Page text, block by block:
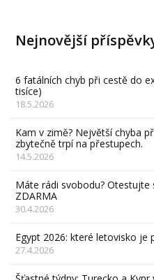
Nejnovější
6 fatálních chyb při cestě do
tisíce)
18.5.2026
Kam v zimě? Největší chyba
zbytečně trpí na přestupech.
14.5.2026
Máte rádi svobodu?
ZDARMA
30.4.2026
Egypt 2026: které letovisko je
27.4.2026